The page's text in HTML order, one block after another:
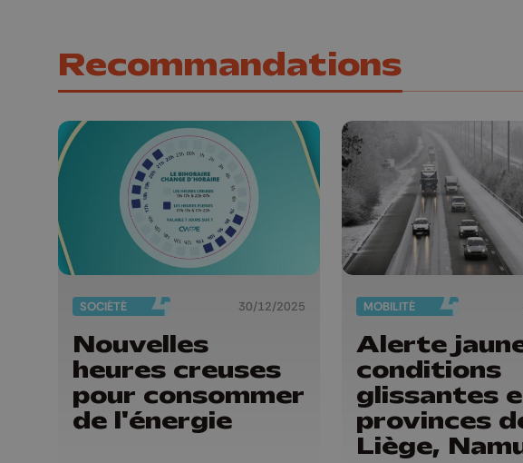
Recommandations
SOCIÉTÉ 30/12/2025
Nouvelles
heures creuses
pour consommer
de l'énergie
MOBILITÉ
Alerte
conditions
glissantes
provinces
Liège,